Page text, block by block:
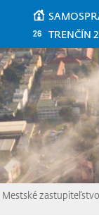
TRENČÍN
Mestské zastupiteľstvo